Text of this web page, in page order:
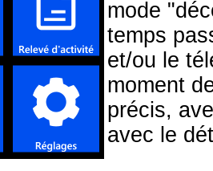
mode
temps
et/ou le
moment
précis,
avec le